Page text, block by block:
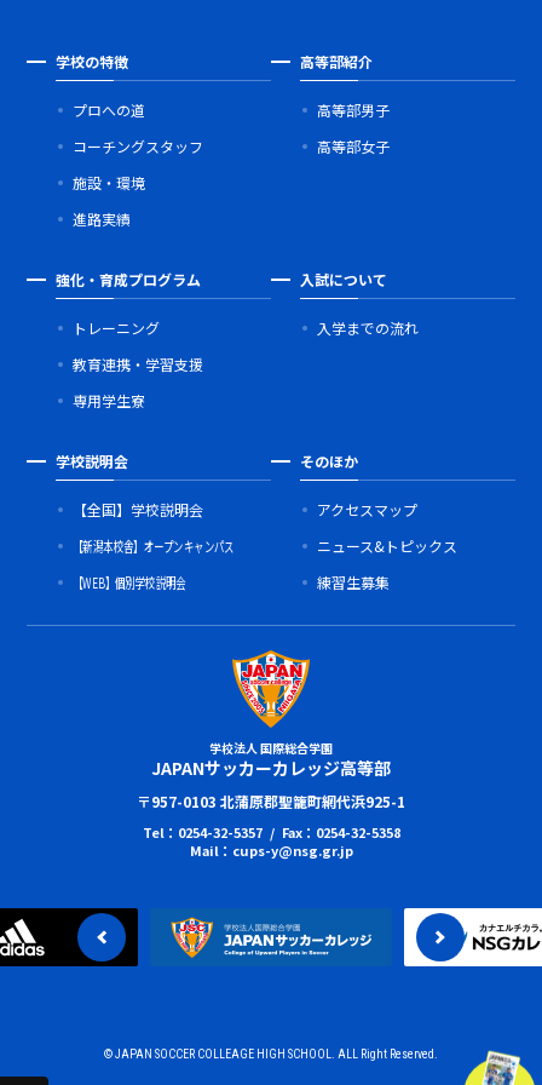
学校の特徴
プロへの道
コーチングスタッフ
施設・環境
進路実績
高等部紹介
高等部男子
高等部女子
強化・育成プログラム
トレーニング
教育連携・学習支援
専用学生寮
入試について
入学までの流れ
学校説明会
【全国】学校説明会
【新潟本校舎】オープンキャンパス
【WEB】個別学校説明会
そのほか
アクセスマップ
ニュース&トピックス
練習生募集
学校法人 国際総合学園
JAPANサッカーカレッジ高等部
〒957-0103 北蒲原郡聖籠町網代浜925-1
Tel：0254-32-5357 / Fax：0254-32-5358
Mail：cups-y@nsg.gr.jp
© JAPAN SOCCER COLLEAGE HIGH SCHOOL. ALL Right Reserved.